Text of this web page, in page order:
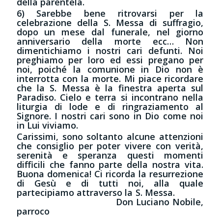
6) Sarebbe bene ritrovarsi per la
celebrazione della S. Messa di suffragio,
dopo un mese dal funerale, nel giorno
anniversario della morte ecc… Non
dimentichiamo i nostri cari defunti. Noi
preghiamo per loro ed essi pregano per
noi, poiché la comunione in Dio non è
interrotta con la morte. Mi piace ricordare
che la S. Messa è la finestra aperta sul
Paradiso. Cielo e terra si incontrano nella
liturgia di lode e di ringraziamento al
Signore. I nostri cari sono in Dio come noi
in Lui viviamo.
Carissimi, sono soltanto alcune attenzioni
che consiglio per poter vivere con verità,
serenità e speranza questi momenti
difficili che fanno parte della nostra vita.
Buona domenica! Ci ricorda la resurrezione
di Gesù e di tutti noi, alla quale
partecipiamo attraverso la S. Messa.
Don Luciano Nobile,
parroco